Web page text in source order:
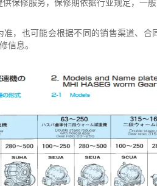
保修服务，保修期依据行业规定，一
准，也可能会根据不同的销售渠道、
信息。